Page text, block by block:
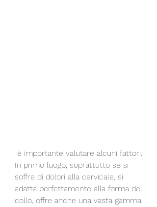
In primo luogo, soprattutto se si
soffre di dolori alla cervicale, si
adatta perfettamente alla forma del
collo, offre anche una vasta gamma